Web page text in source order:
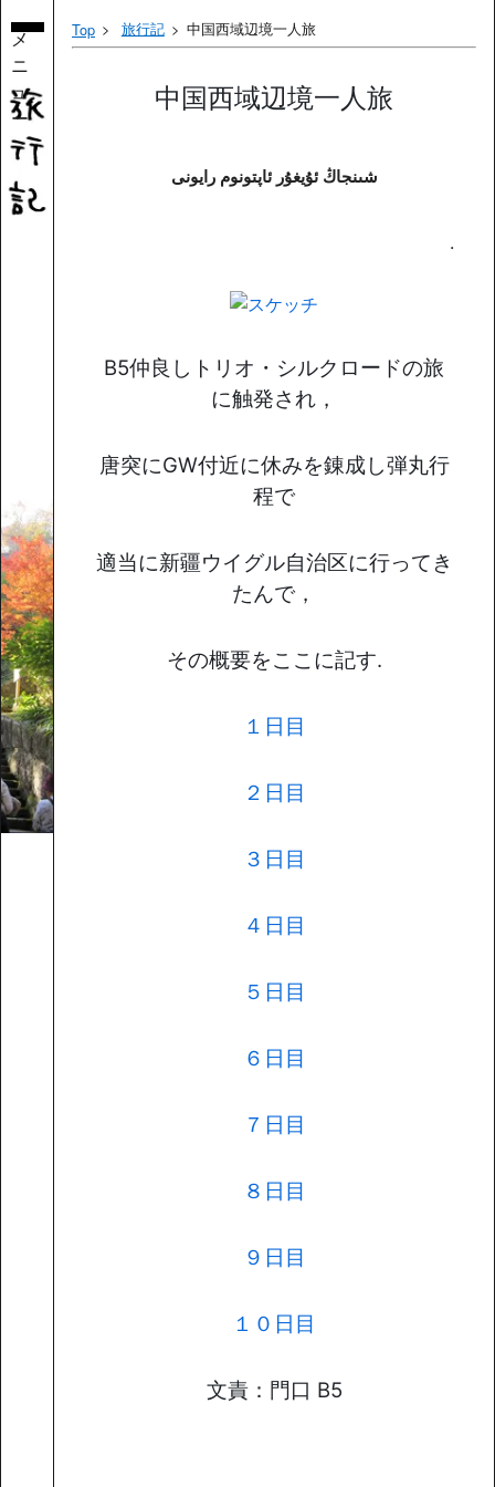
メ
ニ
ュ
ー
Top 旅行記 中国西域辺境一人旅
中国西域辺境一人旅
شىنجاڭ ئۇيغۇر ئاپتونوم رايونی
.
B5仲良しトリオ・シルクロードの旅
に触発され，
唐突にGW付近に休みを錬成し弾丸行
程で
適当に新疆ウイグル自治区に行ってき
たんで，
その概要をここに記す.
１日目
２日目
３日目
４日目
５日目
６日目
７日目
８日目
９日目
１０日目
文責：門口 B5